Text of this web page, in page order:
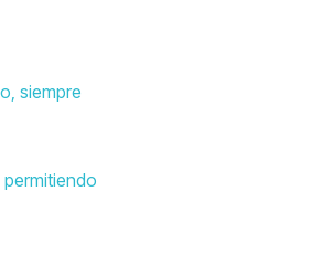
siempre